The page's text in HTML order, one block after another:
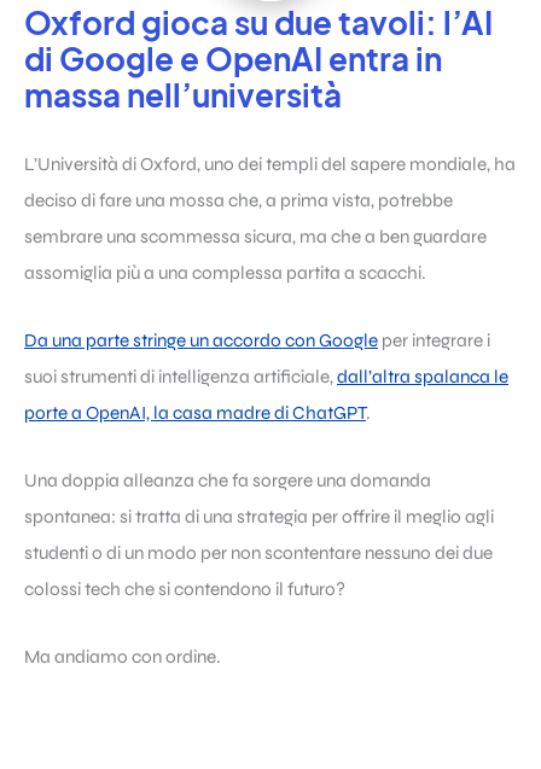
Oxford gioca su due tavoli: l’AI
di Google e OpenAI entra in
massa nell’università
L’Università di Oxford, uno dei templi del sapere mondiale, ha
deciso di fare una mossa che, a prima vista, potrebbe
sembrare una scommessa sicura, ma che a ben guardare
assomiglia più a una complessa partita a scacchi.
Da una parte stringe un accordo con Google per integrare i
suoi strumenti di intelligenza artificiale,dall’altra spalanca le
porte a OpenAI, la casa madre di ChatGPT.
Una doppia alleanza che fa sorgere una domanda
spontanea: si tratta di una strategia per offrire il meglio agli
studenti o di un modo per non scontentare nessuno dei due
colossi tech che si contendono il futuro?
Ma andiamo con ordine.